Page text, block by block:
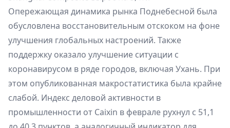
Опережающая динамика рынка Поднебесной была
обусловлена восстановительным отскоком на фоне
улучшения глобальных настроений. Также
поддержку оказало улучшение ситуации с
коронавирусом в ряде городов, включая Ухань. При
этом опубликованная макростатистика была крайне
слабой. Индекс деловой активности в
промышленности от Caixin в феврале рухнул с 51,1